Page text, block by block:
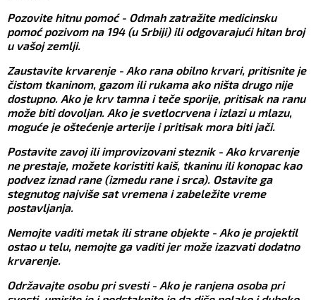
Pozovite hitnu pomoć - Odmah zatražite medicinsku
pomoć pozivom na 194 (u Srbiji) ili odgovarajući hitan broj
u vašoj zemlji.
Zaustavite krvarenje - Ako rana obilno krvari, pritisnite je
čistom tkaninom, gazom ili rukama ako ništa drugo nije
dostupno. Ako je krv tamna i teče sporije, pritisak na ranu
može biti dovoljan. Ako je svetlocrvena i izlazi u mlazu,
moguće je oštećenje arterije i pritisak mora biti jači.
Postavite zavoj ili improvizovani steznik - Ako krvarenje
ne prestaje, možete koristiti kaiš, tkaninu ili konopac kao
podvez iznad rane (izmedu rane i srca). Ostavite ga
stegnutog najviše sat vremena i zabeležite vreme
postavljanja.
Nemojte vaditi metak ili strane objekte - Ako je projektil
ostao u telu, nemojte ga vaditi jer može izazvati dodatno
krvarenje.
Održavajte osobu pri svesti - Ako je ranjena osoba pri